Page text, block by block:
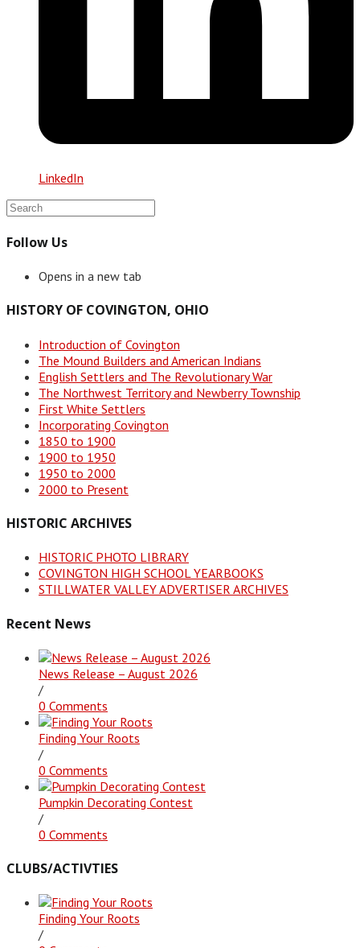
LinkedIn
Follow Us
Opens in a new tab
HISTORY OF COVINGTON, OHIO
Introduction of Covington
The Mound Builders and American Indians
English Settlers and The Revolutionary War
The Northwest Territory and Newberry Township
First White Settlers
Incorporating Covington
1850 to 1900
1900 to 1950
1950 to 2000
2000 to Present
HISTORIC ARCHIVES
HISTORIC PHOTO LIBRARY
COVINGTON HIGH SCHOOL YEARBOOKS
STILLWATER VALLEY ADVERTISER ARCHIVES
Recent News
News Release – August 2026
/
0 Comments
Finding Your Roots
/
0 Comments
Pumpkin Decorating Contest
/
0 Comments
CLUBS/ACTIVTIES
Finding Your Roots
/